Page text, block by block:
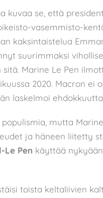
kuvaa se, että
vasemmisto-
kaksintaistelua
suurimmaksi
Marine Le Pen
2020. Macron ei
laskelmoi
mutta
ja häneen liitetty
Le Pen käyttää
toista keltaliivien